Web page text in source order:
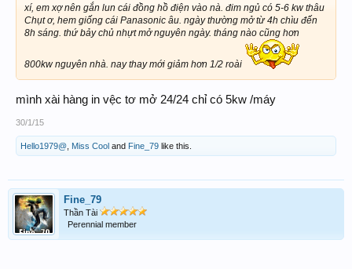
xí, em xợ nên gắn lun cái đồng hồ điện vào nà. đim ngủ có 5-6 kw thâu
Chụt ơ, hem giống cái Panasonic âu. ngày thường mở từ 4h chìu đến
8h sáng. thứ bảy chủ nhựt mở nguyên ngày. tháng nào cũng hơn
800kw nguyên nhà. nay thay mới giảm hơn 1/2 roài
mình xài hàng in vệc tơ mở 24/24 chỉ có 5kw /máy
30/1/15
Hello1979@ Miss Cool and Fine_79 like this.
Fine_79
Thần Tài
Perennial member